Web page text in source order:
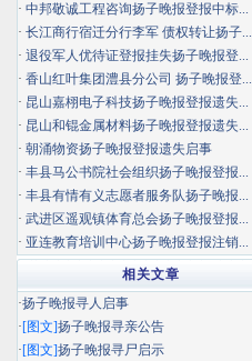
· 中邦敬诚工程咨询扬子晚报登报中标...
· 长江商行宿迁分行李军 债权转让扬子...
· 退役军人优待证登报挂失扬子晚报登...
· 香山红叶集团澧县分公司 扬子晚报登...
· 昆山嘉栩电子科技扬子晚报登报遗失...
· 昆山和锟金属材料扬子晚报登报遗失...
· 朝涌物资扬子晚报登报遗失启事
· 丰县马公书院社会组织扬子晚报登报...
· 丰县有情有义志愿者服务队扬子晚报...
· 武进区遥观镇体育总会扬子晚报登报...
· 亚连教育培训中心扬子晚报登报注销...
相关文章
·扬子晚报寻人启事
·[图文]扬子晚报寻亲公告
·[图文]扬子晚报寻尸启示